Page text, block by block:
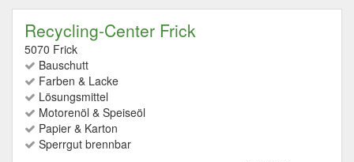
Recycling-Center Frick
5070 Frick
Bauschutt
Farben & Lacke
Lösungsmittel
Motorenöl & Speiseöl
Papier & Karton
Sperrgut brennbar